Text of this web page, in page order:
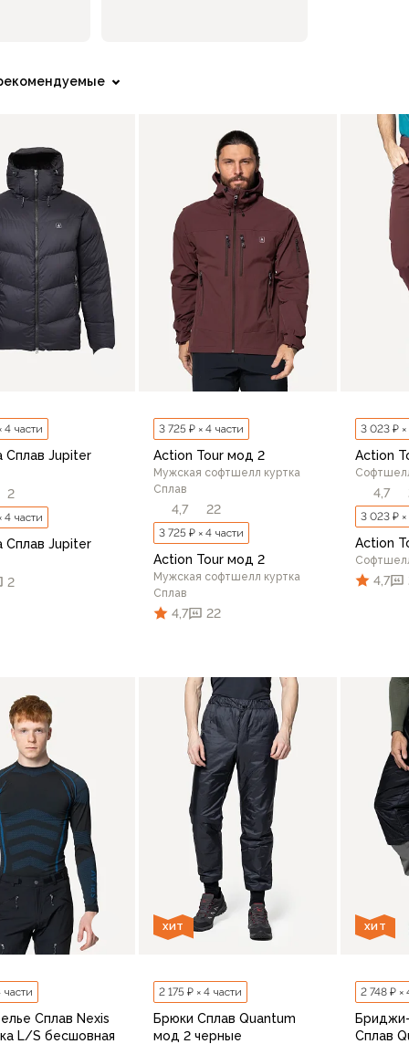
4 части
Сплав Jupiter
2
4 части
Сплав Jupiter
2
50/176 50/182
В корзину
3 725 ₽ × 4 части
Action Tour мод 2
Мужская софтшелл куртка
Сплав
4,7 22
3 725 ₽ × 4 части
Action Tour мод 2
Мужская софтшелл куртка
Сплав
4,7 22
46/176 48/176
В корзину
3 023 ₽ ×
Action
4,7
3 023 ₽ ×
Action
4,7
46/
части
Сплав Nexis
L/S бесшовная
ХИТ
2 175 ₽ × 4 части
Брюки Сплав Quantum
мод 2 черные
ХИТ
2 748 ₽ ×
Сплав